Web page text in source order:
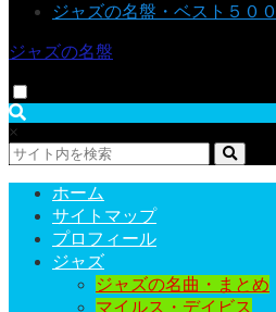
ジャズの名盤・ベスト５００
ジャズの名盤
×
ホーム
サイトマップ
プロフィール
ジャズ
ジャズの名曲・まとめ
マイルス・デイビス